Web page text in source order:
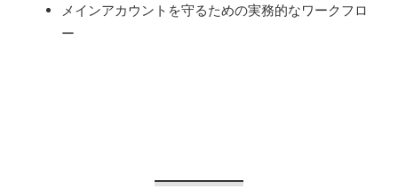
メインアカウントを守るための実務的なワークフロ
ー